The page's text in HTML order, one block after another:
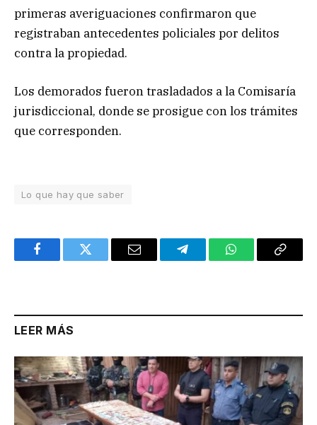
primeras averiguaciones confirmaron que
registraban antecedentes policiales por delitos
contra la propiedad.
Los demorados fueron trasladados a la Comisaría
jurisdiccional, donde se prosigue con los trámites
que corresponden.
Lo que hay que saber
FacebookTwitter Email TelegramWhatsAppCopy
LEER MÁS